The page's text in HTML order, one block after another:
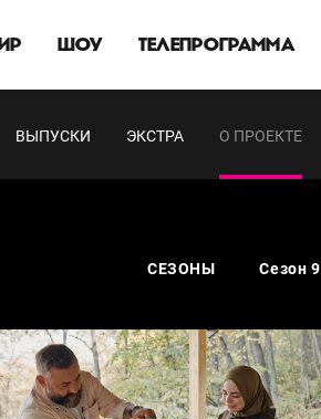
ШОУ ТЕЛЕПРОГРАММА
ВЫПУСКИ ЭКСТРА О ПРОЕКТЕ
СЕЗОНЫ Сезон 9